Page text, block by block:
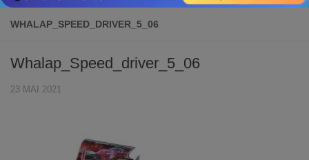
WHALAP_SPEED_DRIVER_5_06
Whalap_Speed_driver_5_06
23 MAI 2021